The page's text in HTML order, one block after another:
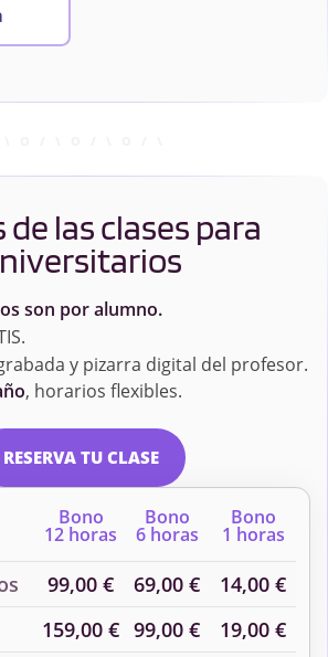
de las clases para
son por alumno.
y pizarra digital del profesor.
, horarios flexibles.
RESERVA TU CLASE
Bono
12 horas
Bono
6 horas
Bono
1 horas
99,00 € 69,00 €
14,00 €
159,00 € 99,00 € 19,00 €